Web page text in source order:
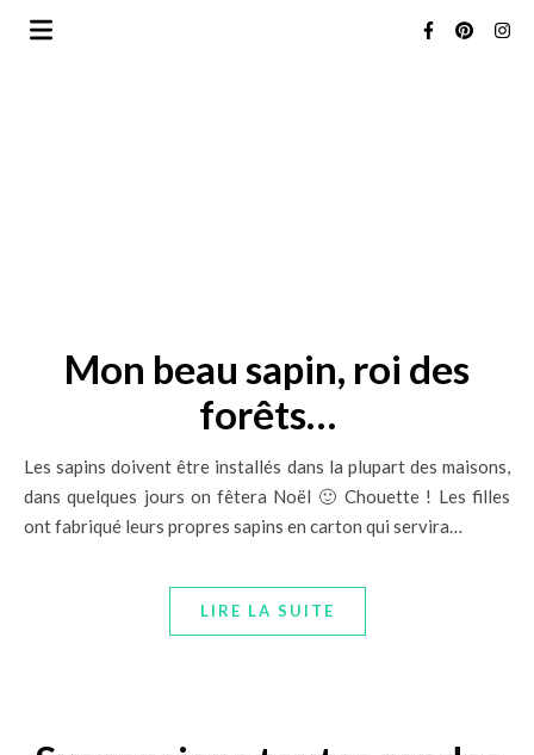
Mon beau sapin, roi des
forêts…
Les sapins doivent être installés dans la plupart des maisons,
dans quelques jours on fêtera Noël 🙂 Chouette ! Les filles
ont fabriqué leurs propres sapins en carton qui servira…
LIRE LA SUITE